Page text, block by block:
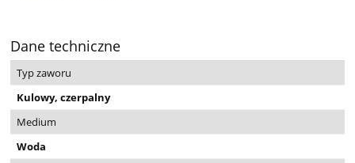
Dane techniczne
Typ zaworu
Kulowy, czerpalny
Medium
Woda